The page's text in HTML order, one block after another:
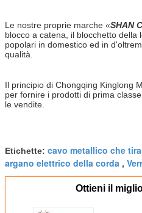
Le nostre proprie marche «SHAN
blocco a catena, il blocchetto della
popolari in domestico ed in
qualità.
Il principio di Chongqing Kinglong
per fornire i prodotti di prima
le vendite.
Etichette: cavo metallico che
argano elettrico della corda ,
Ottieni il